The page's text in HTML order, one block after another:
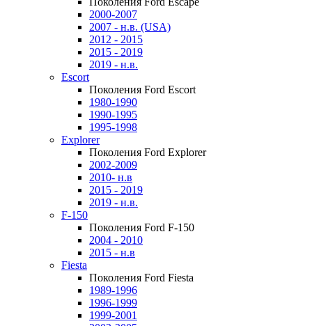
2000-2007
2007 - н.в. (USA)
2012 - 2015
2015 - 2019
2019 - н.в.
Escort
Поколения Ford Escort
1980-1990
1990-1995
1995-1998
Explorer
Поколения Ford Explorer
2002-2009
2010- н.в
2015 - 2019
2019 - н.в.
F-150
Поколения Ford F-150
2004 - 2010
2015 - н.в
Fiesta
Поколения Ford Fiesta
1989-1996
1996-1999
1999-2001